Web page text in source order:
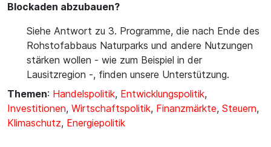
Blockaden abzubauen?
Siehe Antwort zu 3. Programme, die nach Ende des
Rohstofabbaus Naturparks und andere Nutzungen
stärken wollen - wie zum Beispiel in der
Lausitzregion -, finden unsere Unterstützung.
Themen: Handelspolitik, Entwicklungspolitik,
Investitionen, Wirtschaftspolitik, Finanzmärkte, Steuern,
Klimaschutz, Energiepolitik